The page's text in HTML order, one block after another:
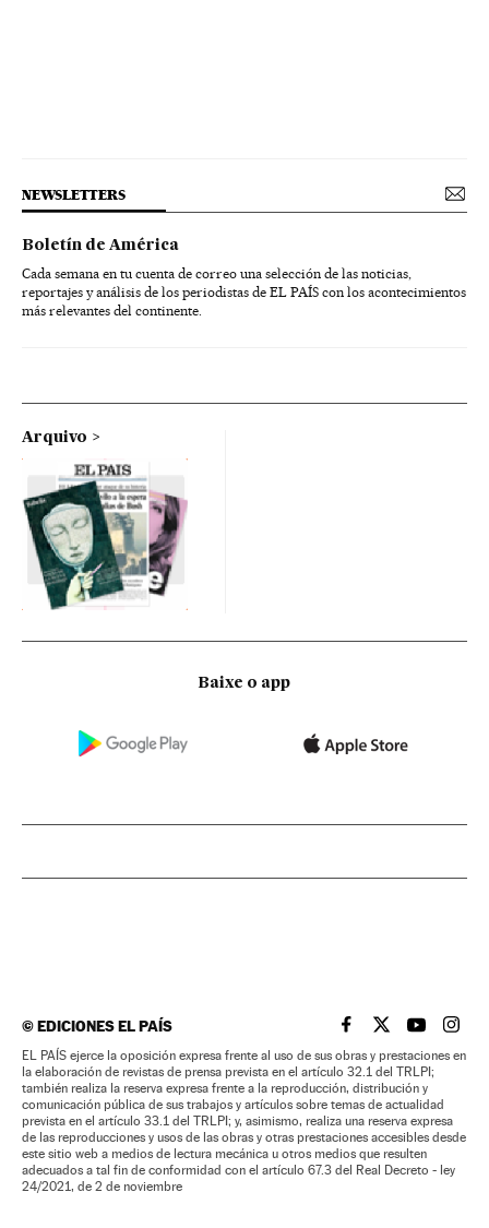
NEWSLETTERS
Boletín de América
Cada semana en tu cuenta de correo una selección de las noticias,
reportajes y análisis de los periodistas de EL PAÍS con los acontecimientos
más relevantes del continente.
Arquivo
Baixe o app
©EDICIONES EL PAÍS EL PAÍS BRASIL EN
EL PAÍSEL PAÍS
EL
EL PAÍS ejerce la oposición expresa frente al uso de sus obras y prestaciones en
la elaboración de revistas de prensa prevista en el artículo 32.1 del TRLPI;
también realiza la reserva expresa frente a la reproducción, distribución y
comunicación pública de sus trabajos y artículos sobre temas de actualidad
prevista en el artículo 33.1 del TRLPI; y, asimismo, realiza una reserva expresa
de las reproducciones y usos de las obras y otras prestaciones accesibles desde
este sitio web a medios de lectura mecánica u otros medios que resulten
adecuados a tal fin de conformidad con el artículo 67.3 del Real Decreto - ley
24/2021, de 2 de noviembre